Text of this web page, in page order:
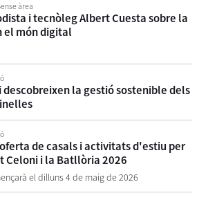
àrea
i tecnòleg Albert Cuesta sobre la
el món digital
la gestió sostenible dels
de casals i activitats d'estiu per
Celoni i la Batllòria 2026
el dilluns 4 de maig de 2026